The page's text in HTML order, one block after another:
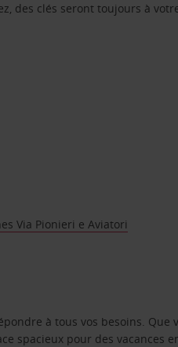
des clés seront toujours à
Via Pionieri e Aviatori
à tous vos besoins.
spacieux pour des vacances